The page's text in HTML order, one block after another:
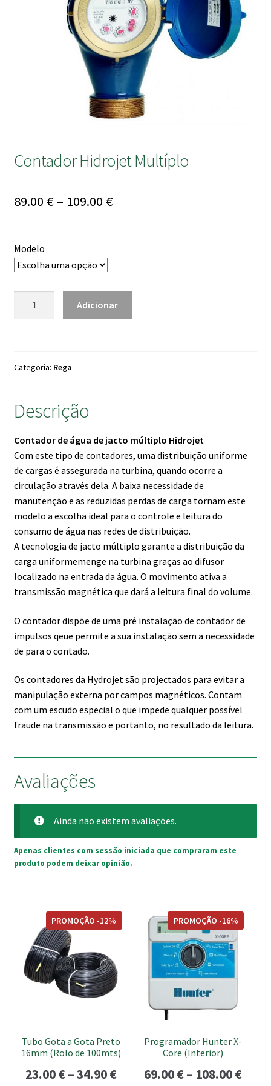
Contador Hidrojet Multíplo
89.00 € – 109.00 €Price
109.00 €
Modelo
Adicionar
Categoria: Rega
Descrição
Contador de água de jacto múltiplo Hidrojet
Com este tipo de contadores, uma distribuição uniforme
de cargas é assegurada na turbina, quando ocorre a
circulação através dela. A baixa necessidade de
manutenção e as reduzidas perdas de carga tornam este
modelo a escolha ideal para o controle e leitura do
consumo de água nas redes de distribuição.
A tecnologia de jacto múltiplo garante a distribuição da
carga uniformemenge na turbina graças ao difusor
localizado na entrada da água. O movimento ativa a
transmissão magnética que dará a leitura final do volume.
O contador dispõe de uma pré instalação de contador de
impulsos qeue permite a sua instalação sem a necessidade
de para o contado.
Os contadores da Hydrojet são projectados para evitar a
manipulação externa por campos magnéticos. Contam
com um escudo especial o que impede qualquer possível
fraude na transmissão e portanto, no resultado da leitura.
Avaliações
Ainda não existem avaliações.
Apenas clientes com sessão iniciada que compraram este
produto podem deixar opinião.
Tubo Gota a Gota Preto
16mm (Rolo de 100mts)
PROMOÇÃO -12%
23.00€–34.90€Price
product
multiple
variants.
chosen
the
Programador Hunter X-
Core (Interior)
PROMOÇÃO -16%
69.00€– 108.00€Price
product
multiple
variants.
options
chosen
the